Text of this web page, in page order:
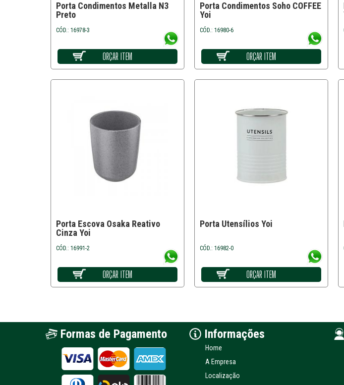
Porta Condimentos Metalla N3
Preto
CÓD.: 16978-3
ORÇAR ITEM
Porta Condimentos Soho COFFEE
Yoi
CÓD.: 16980-6
ORÇAR ITEM
Porta Escova Osaka Reativo
Cinza Yoi
CÓD.: 16991-2
ORÇAR ITEM
Porta Utensílios Yoi
CÓD.: 16982-0
ORÇAR ITEM
Formas de Pagamento Informações
Home
A Empresa
Localização